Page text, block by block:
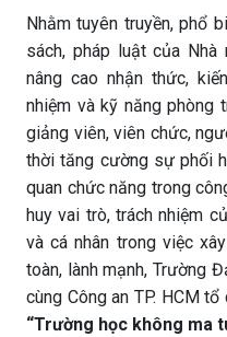
Nhằm tuyên truyền, phổ
sách, pháp luật của
nâng cao nhận thức,
nhiệm và kỹ năng phòng
giảng viên, viên chức,
thời tăng cường sự phối
quan chức năng trong
huy vai trò, trách nhiệm
và cá nhân trong việc
toàn, lành mạnh, Trường
cùng Công an TP. HCM tổ
“Trường học không ma